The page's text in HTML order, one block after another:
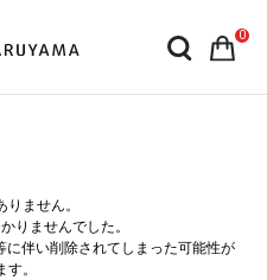
0
ません。
りませんでした。
に伴い削除されてしまった可能性が
す。